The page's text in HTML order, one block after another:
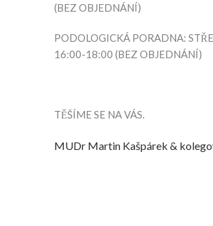
(BEZ OBJEDNÁNÍ)
PODOLOGICKÁ PORADNA:
16:00-18:00 (BEZ OBJEDNÁNÍ)
TĚŠÍME SE NA VÁS.
MUDr Martin Kašpárek &